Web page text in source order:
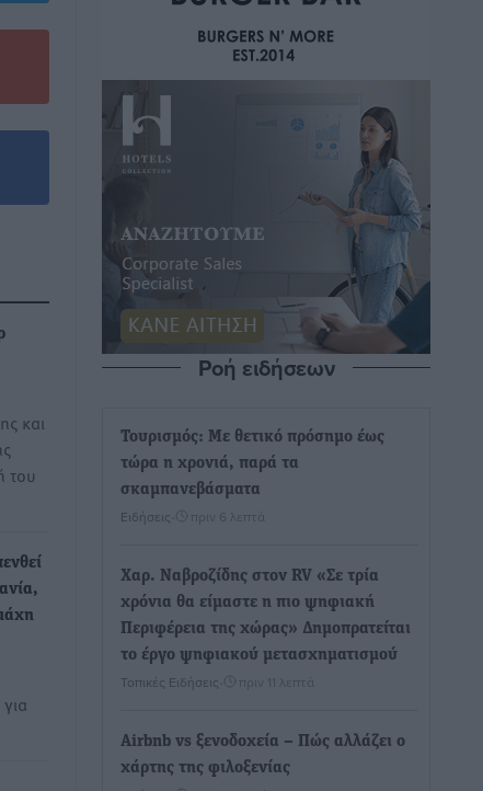
και
του
Ροή ειδήσεων
Τουρισμός: Με θετικό πρόσημο έως
τώρα η χρονιά, παρά τα
σκαμπανεβάσματα
Ειδήσεις πριν 6 λεπτά
Χαρ. Ναβροζίδης στον RV «Σε τρία
χρόνια θα είμαστε η πιο ψηφιακή
Περιφέρεια της χώρας» Δημοπρατείται
το έργο ψηφιακού μετασχηματισμού
Τοπικές Ειδήσεις πριν 11 λεπτά
Airbnb vs ξενοδοχεία – Πώς αλλάζει ο
χάρτης της φιλοξενίας